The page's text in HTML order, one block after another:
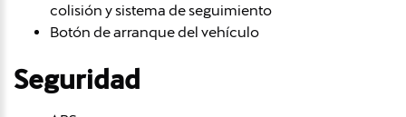
colisión y sistema de seguimiento
Botón de arranque del vehículo
Seguridad